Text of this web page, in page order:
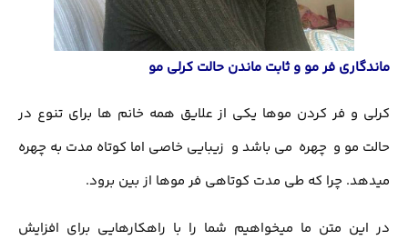
ماندگاری فر مو و ثابت ماندن حالت کرلی مو
کرلی و فر کردن موها یکی از علایق همه خانم ها برای تنوع در
حالت مو و چهره می باشد و زیبایی خاصی اما کوتاه مدت به چهره
میدهد. چرا که طی مدت کوتاهی فر موها از بین برود.
در این متن ما میخواهیم شما را با راهکارهایی برای افزایش